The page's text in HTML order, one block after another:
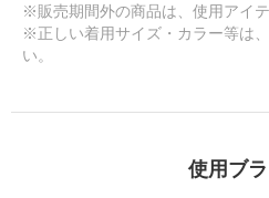
※販売期間外の商品は、使用アイ
※正しい着用サイズ・カラー等は
い。
使用ブ